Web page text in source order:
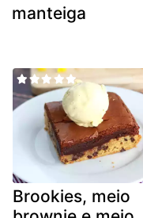
manteiga
Brookies, meio